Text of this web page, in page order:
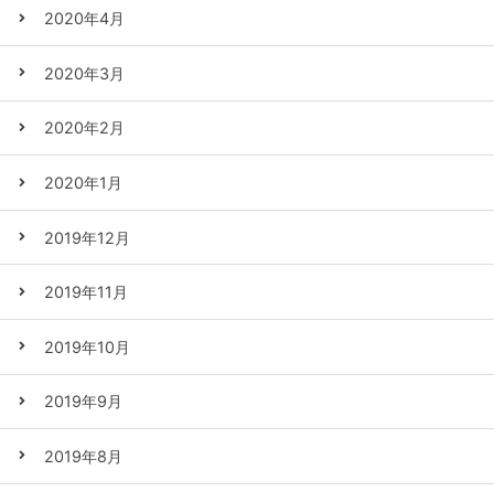
2020年4月
2020年3月
2020年2月
2020年1月
2019年12月
2019年11月
2019年10月
2019年9月
2019年8月